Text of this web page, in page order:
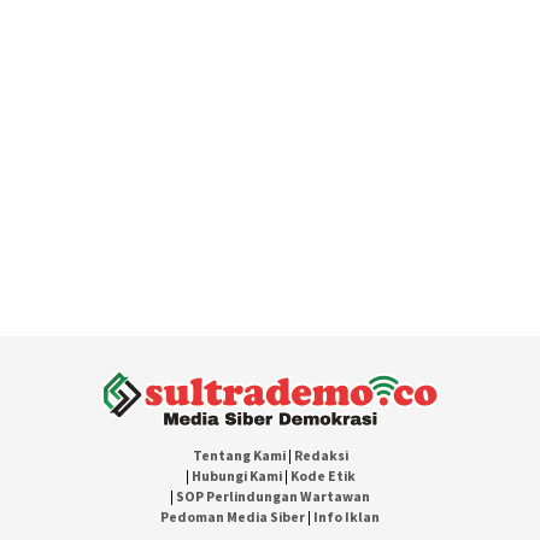
Tentang Kami| Redaksi
| Hubungi Kami| Kode Etik
| SOP Perlindungan Wartawan
Pedoman Media Siber | Info Iklan